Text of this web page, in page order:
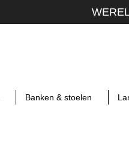
Banken & stoelen